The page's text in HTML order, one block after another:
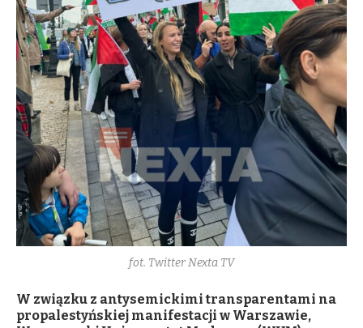
fot. Twitter Nexta TV
W związku z antysemickimi transparentami na
propalestyńskiej manifestacji w Warszawie,